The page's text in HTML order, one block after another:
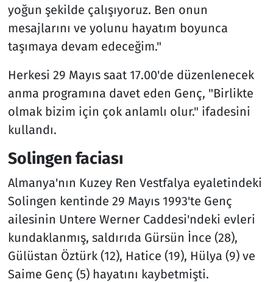
yoğun şekilde çalışıyoruz. Ben onun
mesajlarını ve yolunu hayatım boyunca
taşımaya devam edeceğim."
Herkesi 29 Mayıs saat 17.00'de düzenlenecek
anma programına davet eden Genç, "Birlikte
olmak bizim için çok anlamlı olur." ifadesini
kullandı.
Solingen faciası
Almanya'nın Kuzey Ren Vestfalya eyaletindeki
Solingen kentinde 29 Mayıs 1993'te Genç
ailesinin Untere Werner Caddesi'ndeki evleri
kundaklanmış, saldırıda Gürsün İnce (28),
Gülüstan Öztürk (12), Hatice (19), Hülya (9) ve
Saime Genç (5) hayatını kaybetmişti.